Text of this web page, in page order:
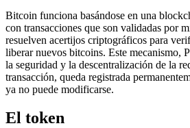
Bitcoin funciona basándose en una
con transacciones que son validadas por
resuelven acertijos criptográficos para
liberar nuevos bitcoins. Este mecanismo,
la seguridad y la descentralización de la
transacción, queda registrada
ya no puede modificarse.
El token